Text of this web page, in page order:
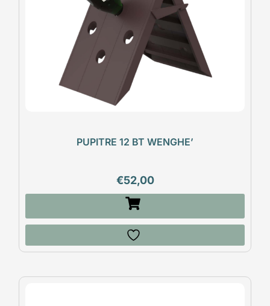
PUPITRE 12 BT WENGHE’
€52,00